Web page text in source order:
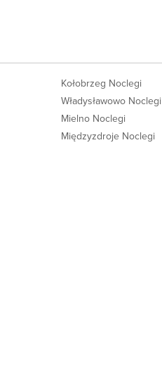
Kołobrzeg Noclegi
Władysławowo Noclegi
Mielno Noclegi
Międzyzdroje Noclegi